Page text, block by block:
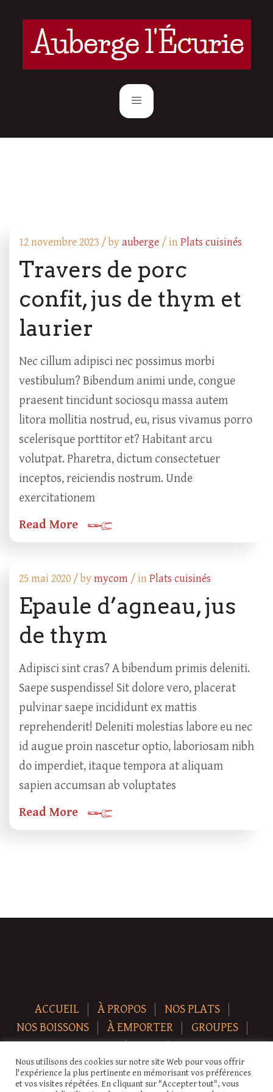
12 novembre 2023 /byauberge / inPlats cuisinés
Travers de porc
confit, jus de thym et
laurier
Nec cillum adipisci nec possimus morbi
vestibulum? Bibendum animi unde, congue
praesent tincidunt sociosqu massa autem
litora mollitia nostrud, eu, risus vivamus porro
scelerisque porttitor et? Habitant arcu
volutpat. Pharetra, dictum consectetuer
inceptos, reiciendis nostrum. Unde
exercitationem
Read More
25 mai 2020 /bymycom / inPlats cuisinés
Epaule d’agneau, jus
de thym
Adipisci sint cras? A bibendum primis deleniti.
Saepe suspendisse! Sit dolore vero, placerat
pulvinar saepe incididunt ex mattis
reprehenderit! Deleniti molestias labore eu nec
id augue proin nascetur optio, laboriosam nibh
do imperdiet, itaque tempora at aliquam
sapien accumsan ab voluptates
Read More
ACCUEIL À PROPOS
NOS PLATS
NOS BOISSONS
À EMPORTER
GROUPES
NEWS
CONTACT
Copyright © 2026 Auberge-ecurie. Tous droits réservés.
Nous utilisons des cookies sur notre site Web pour vous offrir
l'expérience la plus pertinente en mémorisant vos préférences
et vos visites répétées. En cliquant sur "Accepter tout", vous